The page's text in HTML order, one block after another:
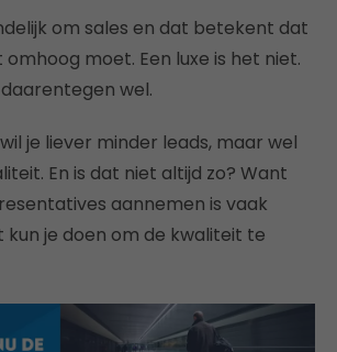
om sales en dat betekent dat
moet. Een luxe is het niet.
wel.
je liever minder leads, maar wel
En is dat niet altijd zo? Want
aannemen is vaak
kun je doen om de kwaliteit te